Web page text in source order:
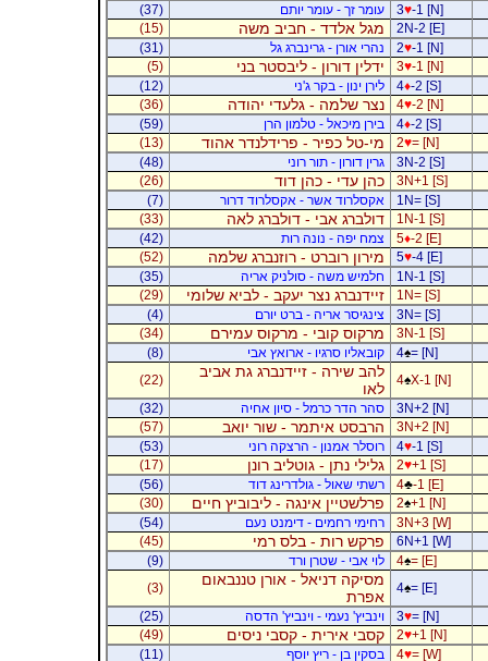
3♥-1 [N] עומר זך - עומר יותם
(37)
2N-2 [E]
מגל אלדד - חביב משה
(15)
2♥-1 [N] נהרי אורן - גרינברג גל
(31)
3♥-1 [N] ידלין דורון - ליבסטר בני
(5)
4♦-2 [S] לירן ינון - בקר ג'ני
(12)
4♥-2 [N] נצר שלמה - גלעדי יהודה
(36)
4♦-2 [S] בירן מיכאל - טלמון הרן
(59)
2♥= [N] מי-טל כפיר - פרידלנדר אהוד
(13)
3N-2 [S]
גרין דורון - תור רוני
(48)
3N+1 [S]
כהן עדי - כהן דוד
(26)
1N= [S]
אקסלרוד אשר - אקסלרוד דרור
(7)
1N-1 [S]
דולברג אבי - דולברג לאה
(33)
5♦-2 [E] צמח יפה - נונה רות
(42)
5♥-4 [E] מירון רוברט - רוזנברג שלמה
(52)
1N-1 [S]
חלמיש משה - סולניק אריה
(35)
1N= [S]
זיידנברג נצר יעקב - לביא שלומי
(29)
3N= [S]
צינגיסר אריה - ברט יורם
(4)
3N-1 [S]
מרקוס קובי - מרקוס עמירם
(34)
4♠= [N] קובאליו סרגיו - ארואץ אבי
(8)
4♠X-1 [N]
להב שירה - זיידנברג גת אביב
לאו
(22)
3N+2 [N]
סהר הדר כרמל - סיון אחיה
(32)
3N+2 [N]
הרבסט איתמר - שור יואב
(57)
4♥-1 [S] רוסלר אמנון - הרצקה רוני
(53)
2♥+1 [S] גלילי נתן - גוטליב רונן
(17)
4♣-1 [E] רשתי שאול - גולדרינג דוד
(56)
2♠+1 [N] פרלשטיין אינגה - ליבוביץ חיים
(30)
3N+3 [W]
רחימי רחמים - דימנט נעם
(54)
6N+1 [W]
פרקש רות - בלס רמי
(45)
4♠= [E] לוי אבי - שטרן ורד
(9)
4♠= [E]
מסיקה דניאל - אורן טננבאום
אפרת
(3)
3♥= [N] וינביץ' נעמי - וינביץ' הדסה
(25)
2♥+1 [N] קסבי אירית - קסבי ניסים
(49)
4♥= [W] בסקין בן - ריץ יוסף
(11)